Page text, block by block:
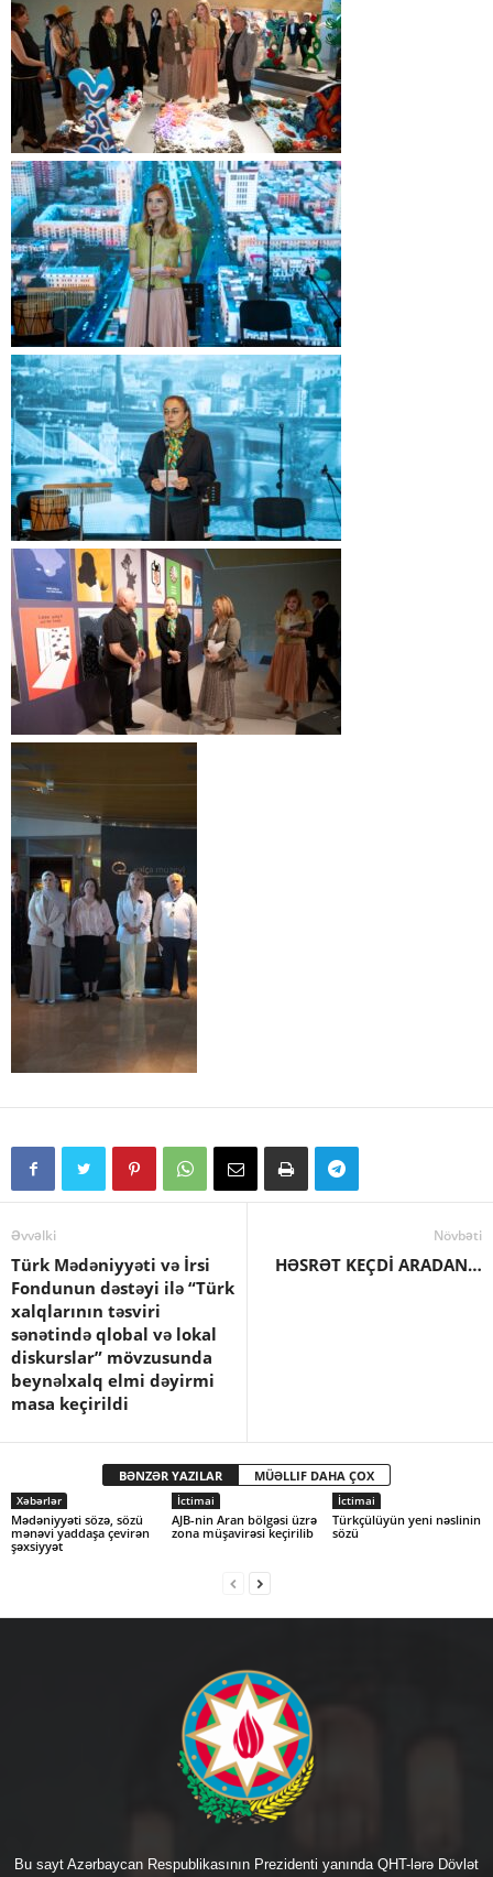
Əvvəlki
Türk Mədəniyyəti və İrsi
Fondunun dəstəyi ilə “Türk
xalqlarının təsviri
sənətində qlobal və lokal
diskurslar” mövzusunda
beynəlxalq elmi dəyirmi
masa keçirildi
Növbəti
HƏSRƏT KEÇDİ ARADAN…
BƏNZƏR YAZILAR MÜƏLLIF DAHA ÇOX
Xəbərlər
Mədəniyyəti sözə, sözü
mənəvi yaddaşa çevirən
şəxsiyyət
İctimai
AJB-nin Aran bölgəsi üzrə
zona müşavirəsi keçirilib
İctimai
Türkçülüyün yeni nəslinin
sözü
Bu sayt Azərbaycan Respublikasının Prezidenti yanında QHT-lərə Dövlət